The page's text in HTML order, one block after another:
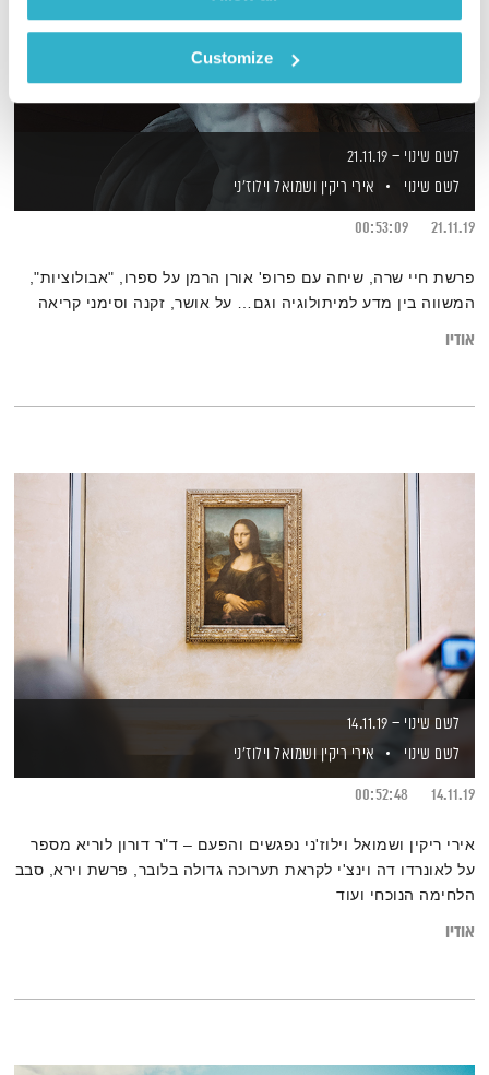
Customize
לשם שינוי – 21.11.19
לשם שינוי
אירי ריקין ושמואל וילוז'ני
21.11.19
00:53:09
פרשת חיי שרה, שיחה עם פרופ' אורן הרמן על ספרו, "אבולוציות",
המשווה בין מדע למיתולוגיה וגם… על אושר, זקנה וסימני קריאה
אודיו
לשם שינוי – 14.11.19
לשם שינוי
אירי ריקין ושמואל וילוז'ני
14.11.19
00:52:48
אירי ריקין ושמואל וילוז'ני נפגשים והפעם – ד"ר דורון לוריא מספר
על לאונרדו דה וינצ'י לקראת תערוכה גדולה בלובר, פרשת וירא, סבב
הלחימה הנוכחי ועוד
אודיו